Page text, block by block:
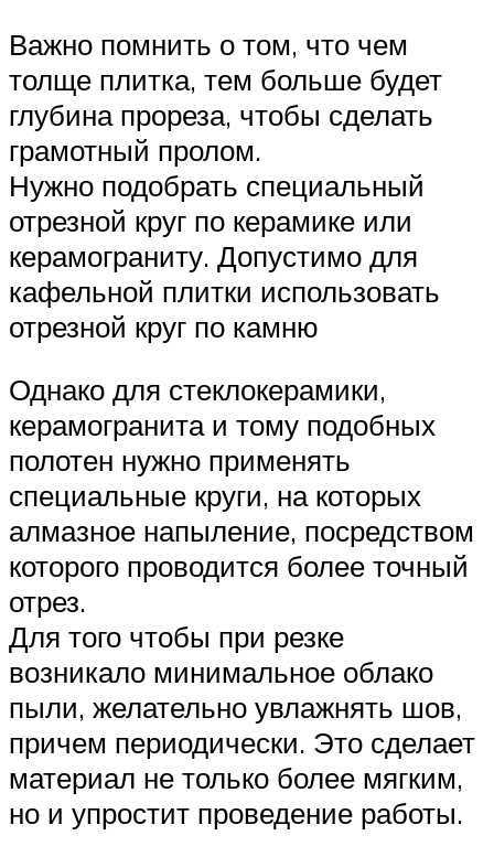
Важно помнить о том, что чем
толще плитка, тем больше будет
глубина прореза, чтобы сделать
грамотный пролом.
Нужно подобрать специальный
отрезной круг по керамике или
керамограниту. Допустимо для
кафельной плитки использовать
отрезной круг по камню
Однако для стеклокерамики,
керамогранита и тому подобных
полотен нужно применять
специальные круги, на которых
алмазное напыление, посредством
которого проводится более точный
отрез.
Для того чтобы при резке
возникало минимальное облако
пыли, желательно увлажнять шов,
причем периодически. Это сделает
материал не только более мягким,
но и упростит проведение работы.